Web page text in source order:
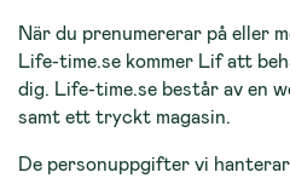
När du prenumererar på eller
Life-time.se kommer Lif att
dig. Life-time.se består av en
samt ett tryckt magasin.
De personuppgifter vi